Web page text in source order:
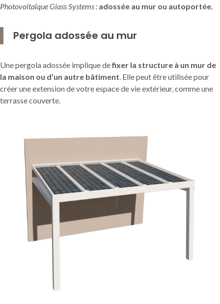
Photovoltaïque Glass Systems : adossée au mur ou autoportée.
Pergola adossée au mur
Une pergola adossée implique defixer la structure à un mur de
la maison ou d'un autre bâtiment. Elle peut être utilisée pour
créer une extension de votre espace de vie extérieur, comme une
terrasse couverte.